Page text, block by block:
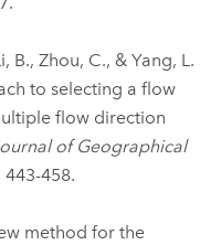
B., Zhou, C., & Yang, L.
to selecting a flow
flow direction
of Geographical
458.
method for the